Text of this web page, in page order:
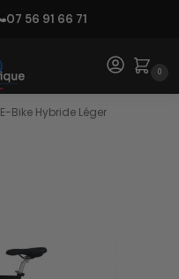
07 56 91 66 71
0
E-Bike Hybride Léger